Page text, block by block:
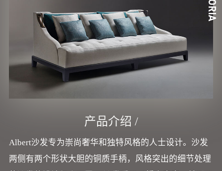
产品介绍 /
Albert沙发专为崇尚奢华和独特风格的人士设计。沙发
两侧有两个形状大胆的铜质手柄，风格突出的细节处理